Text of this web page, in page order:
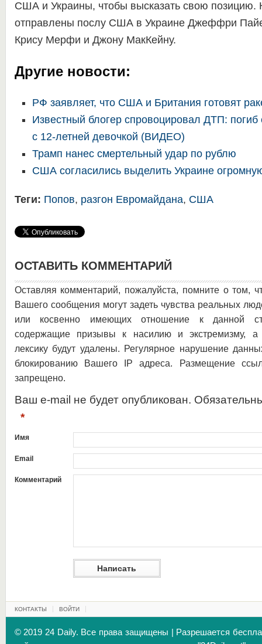
США и Украины, чтобы высказать свою позицию.
отправлены послу США в Украине Джеффри
Крису Мерфи и Джону МакКейну.
Другие новости:
РФ заявляет, что США и Британия готовят
Известный блогер спровоцировал ДТП:
с 12-летней девочкой (ВИДЕО)
Трамп нанес смертельный удар по рублю
США согласились выделить Украине
Теги: Попов, разгон Евромайдана, США
ОСТАВИТЬ КОММЕНТАРИЙ
Оставляя комментарий, пожалуйста, помните о том,
Вашего сообщения могут задеть чувства реальных
или косвенно имеющих отношение к данной
содержащие призывы к насилию и экстремизму, а
лексику будут удалены. Регулярное нарушение
блокированию Вашего IP адреса. Размещение
запрещено.
Ваш e-mail не будет опубликован.
*
Имя
Email
Комментарий
КОНТАКТЫ ВОЙТИ
© 2019 24 Daily. Все права защищены | Разрешается